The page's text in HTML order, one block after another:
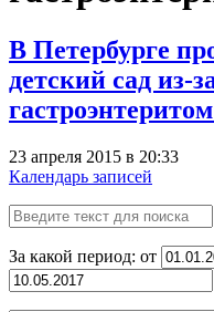
В Петербурге
детский сад из-
23 апреля 2015 в 20:33
Календарь записей
За какой период: от